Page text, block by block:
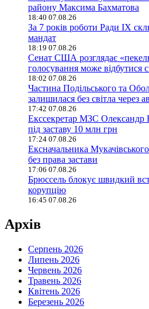
району Максима Бахматова
18:40 07.08.26
За 7 років роботи Ради IX
мандат
18:19 07.08.26
Сенат США розглядає
голосування може відбутися
18:02 07.08.26
Частина Подільського та
залишилася без світла через
17:42 07.08.26
Екссекретар МЗС Олександр
під заставу 10 млн грн
17:24 07.08.26
Ексначальника
без права застави
17:06 07.08.26
Брюссель блокує швидкий
корупцію
16:45 07.08.26
Архів
Серпень 2026
Липень 2026
Червень 2026
Травень 2026
Квітень 2026
Березень 2026